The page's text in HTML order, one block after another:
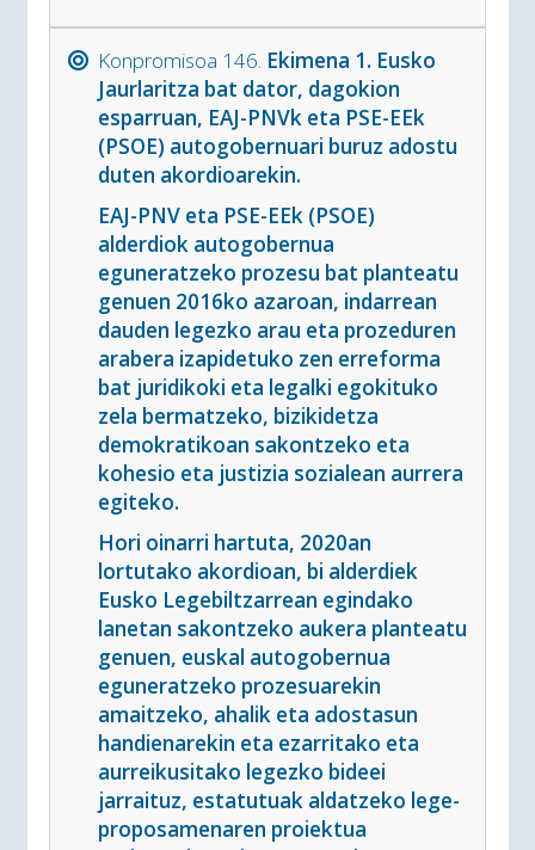
Konpromisoa 146. Ekimena 1. Eusko
Jaurlaritza bat dator, dagokion
esparruan, EAJ-PNVk eta PSE-EEk
(PSOE) autogobernuari buruz adostu
duten akordioarekin.
EAJ-PNV eta PSE-EEk (PSOE)
alderdiok autogobernua
eguneratzeko prozesu bat planteatu
genuen 2016ko azaroan, indarrean
dauden legezko arau eta prozeduren
arabera izapidetuko zen erreforma
bat juridikoki eta legalki egokituko
zela bermatzeko, bizikidetza
demokratikoan sakontzeko eta
kohesio eta justizia sozialean aurrera
egiteko.
Hori oinarri hartuta, 2020an
lortutako akordioan, bi alderdiek
Eusko Legebiltzarrean egindako
lanetan sakontzeko aukera planteatu
genuen, euskal autogobernua
eguneratzeko prozesuarekin
amaitzeko, ahalik eta adostasun
handienarekin eta ezarritako eta
aurreikusitako legezko bideei
jarraituz, estatutuak aldatzeko lege-
proposamenaren proiektua